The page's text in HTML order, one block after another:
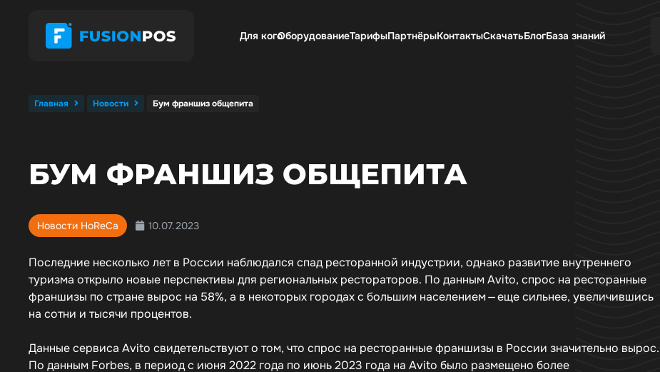
Для когоОборудованиеТарифыПартнёрыКонтактыСкачатьБлогБаза знаний
Главная Новости Бум франшиз общепита
БУМ ФРАНШИЗ ОБЩЕПИТА
Новости HoReCa 10.07.2023
Последние несколько лет в России наблюдался спад ресторанной индустрии, однако развитие внутреннего
туризма открыло новые перспективы для региональных рестораторов. По данным Avito, спрос на ресторанные
франшизы по стране вырос на 58%, а в некоторых городах с большим населением — еще сильнее, увеличившись
на сотни и тысячи процентов.
Данные сервиса Avito свидетельствуют о том, что спрос на ресторанные франшизы в России значительно вырос.
По данным Forbes, в период с июня 2022 года по июнь 2023 года на Avito было размещено более